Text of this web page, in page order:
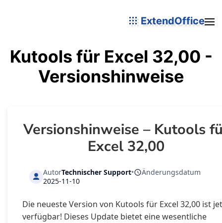
ExtendOffice
Kutools für Excel 32,00 -
Versionshinweise
Versionshinweise – Kutools
Excel 32,00
AutorTechnischer Support•
Änderungsdatum
2025-11-10
Die neueste Version von Kutools für Excel 32,00 ist
verfügbar! Dieses Update bietet eine wesentliche